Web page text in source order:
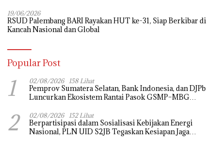
19/06/2026
RSUD Palembang BARI Rayakan HUT ke-31, Siap Berkibar di
Kancah Nasional dan Global
Popular Post
1 02/08/2026 158 Lihat
Pemprov Sumatera Selatan, Bank Indonesia, dan DJPb
Luncurkan Ekosistem Rantai Pasok GSMP–MBG
Inflasi
2 02/08/2026 152 Lihat
Berpartisipasi dalam Sosialisasi Kebijakan Energi
Nasional, PLN UID S2JB Tegaskan Kesiapan Jaga